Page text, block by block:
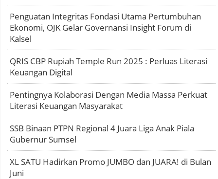
Penguatan Integritas Fondasi Utama Pertumbuhan
Ekonomi, OJK Gelar Governansi Insight Forum di
Kalsel
QRIS CBP Rupiah Temple Run 2025 : Perluas Literasi
Keuangan Digital
Pentingnya Kolaborasi Dengan Media Massa Perkuat
Literasi Keuangan Masyarakat
SSB Binaan PTPN Regional 4 Juara Liga Anak Piala
Gubernur Sumsel
XL SATU Hadirkan Promo JUMBO dan JUARA! di Bulan
Juni